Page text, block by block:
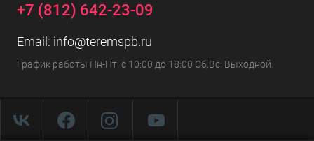
+7 (812) 642-23-09
Email: info@teremspb.ru
График работы Пн-Пт: с 10:00 до 18:00 Сб,Вс: Выходной.